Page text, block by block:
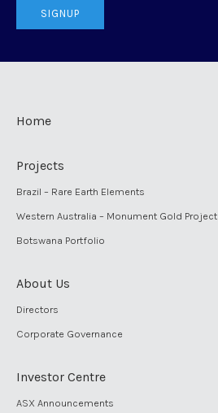
SIGNUP
Home
Projects
Brazil – Rare Earth Elements
Western Australia – Monument Gold Project
Botswana Portfolio
About Us
Directors
Corporate Governance
Investor Centre
ASX Announcements